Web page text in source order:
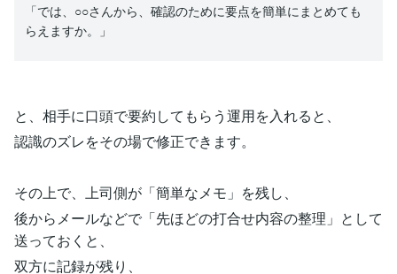
「では、○○さんから、確認のために要点を簡単にまとめても
らえますか。」
と、相手に口頭で要約してもらう運用を入れると、
認識のズレをその場で修正できます。
その上で、上司側が「簡単なメモ」を残し、
後からメールなどで「先ほどの打合せ内容の整理」として
送っておくと、
双方に記録が残り、